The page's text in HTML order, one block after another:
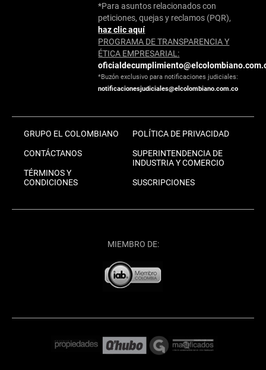
*Para asuntos relacionados con
peticiones, quejas y reclamos (PQR),
haz clic aquí
PROGRAMA DE TRANSPARENCIA Y
ÉTICA EMPRESARIAL:
*Buzón exclusivo para notificaciones judiciales:
notificacionesjudiciales@elcolombiano.com.co
GRUPO EL COLOMBIANO
CONTÁCTANOS
TÉRMINOS Y
CONDICIONES
POLÍTICA DE PRIVACIDAD
SUPERINTENDENCIA DE
INDUSTRIA Y COMERCIO
SUSCRIPCIONES
MIEMBRO DE: